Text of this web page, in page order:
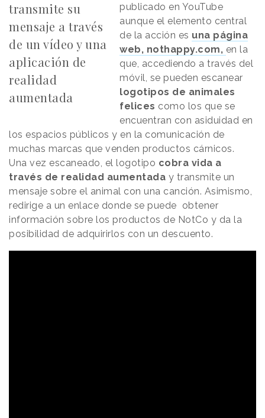
transmite su
mensaje a través
de un vídeo y una
aplicación de
realidad
aumentada
publicado en YouTube
aunque el elemento central
de la acción es una página
web, nothappy.com, en la
que, accediendo a través del
móvil, se pueden escanear
logotipos de animales
felices como los que se
encuentran con asiduidad en
los espacios públicos y en la comunicación de
muchas marcas que venden productos cárnicos.
Una vez escaneado, el logotipo cobra vida a
través de realidad aumentada y transmite un
mensaje sobre el animal con una canción. Asimismo,
redirige a un enlace donde se puede obtener
información sobre los productos de NotCo y da la
posibilidad de adquirirlos con un descuento.